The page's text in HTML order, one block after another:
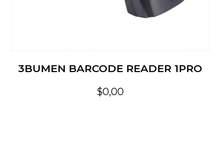
3BUMEN BARCODE READER 1PRO
$0,00